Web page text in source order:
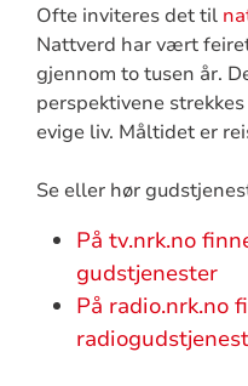
Ofte inviteres det til
Nattverd har vært
gjennom to tusen år.
perspektivene
evige liv. Måltidet er
Se eller hør
På tv.nrk.no
gudstjenester
På radio.nrk.no